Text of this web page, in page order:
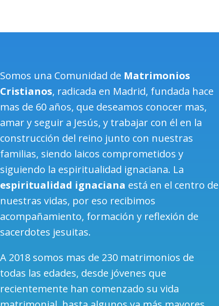
Somos una Comunidad de Matrimonios
Cristianos, radicada en Madrid, fundada hace
mas de 60 años, que deseamos conocer mas,
amar y seguir a Jesús, y trabajar con él en la
construcción del reino junto con nuestras
familias, siendo laicos comprometidos y
siguiendo la espiritualidad ignaciana. La
espiritualidad ignaciana está en el centro de
nuestras vidas, por eso recibimos
acompañamiento, formación y reflexión de
sacerdotes jesuitas.
A 2018 somos mas de 230 matrimonios de
todas las edades, desde jóvenes que
recientemente han comenzado su vida